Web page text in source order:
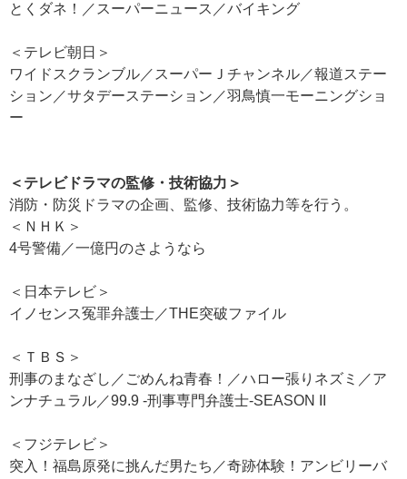
とくダネ！／スーパーニュース／バイキング
＜テレビ朝日＞
ワイドスクランブル／スーパーＪチャンネル／報道ステー
ション／サタデーステーション／羽鳥慎一モーニングショ
ー
＜テレビドラマの監修・技術協力＞
消防・防災ドラマの企画、監修、技術協力等を行う。
＜ＮＨＫ＞
4号警備／一億円のさようなら
＜日本テレビ＞
イノセンス冤罪弁護士／THE突破ファイル
＜ＴＢＳ＞
刑事のまなざし／ごめんね青春！／ハロー張りネズミ／ア
ンナチュラル／99.9 -刑事専門弁護士-SEASON II
＜フジテレビ＞
突入！福島原発に挑んだ男たち／奇跡体験！アンビリーバ